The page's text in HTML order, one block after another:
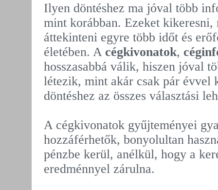
Ilyen döntéshez ma jóval több
mint korábban. Ezeket kikeresni,
áttekinteni egyre több időt és
életében. A cégkivonatok,
hosszasabbá válik, hiszen jóval
létezik, mint akár csak pár évvel
döntéshez az összes választási
A cégkivonatok gyűjteményei
hozzáférhetők, bonyolultan
pénzbe kerül, anélkül, hogy a
eredménnyel zárulna.